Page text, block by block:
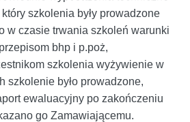
szkolenia były prowadzone
w czasie trwania szkoleń warunki
bhp i p.poż,
szkolenia wyżywienie w
szkolenie było prowadzone,
ewaluacyjny po zakończeniu
go Zamawiającemu.